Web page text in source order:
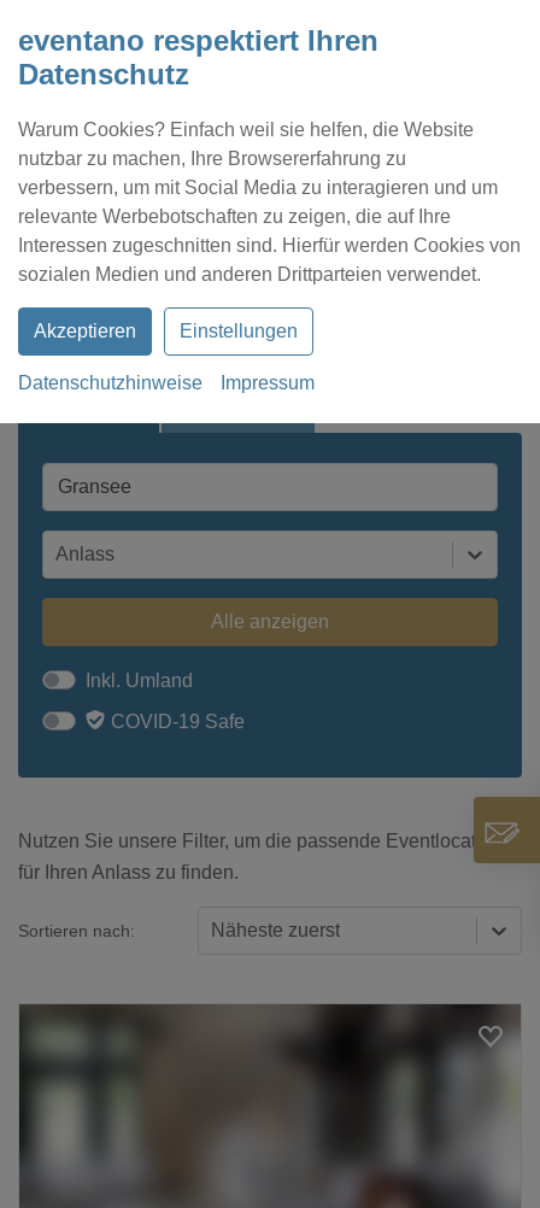
eventano respektiert Ihren
Datenschutz
Warum Cookies? Einfach weil sie helfen, die Website
nutzbar zu machen, Ihre Browsererfahrung zu
verbessern, um mit Social Media zu interagieren und um
relevante Werbebotschaften zu zeigen, die auf Ihre
Interessen zugeschnitten sind. Hierfür werden Cookies von
sozialen Medien und anderen Drittparteien verwendet.
Akzeptieren Einstellungen
Datenschutzhinweise Impressum
Kontakt Location eintragen Profil
Anlass
Alle anzeigen
Inkl. Umland
COVID-19 Safe
Nutzen Sie unsere Filter, um die passende Eventlocation
für Ihren Anlass zu finden.
Sortieren nach: Näheste zuerst